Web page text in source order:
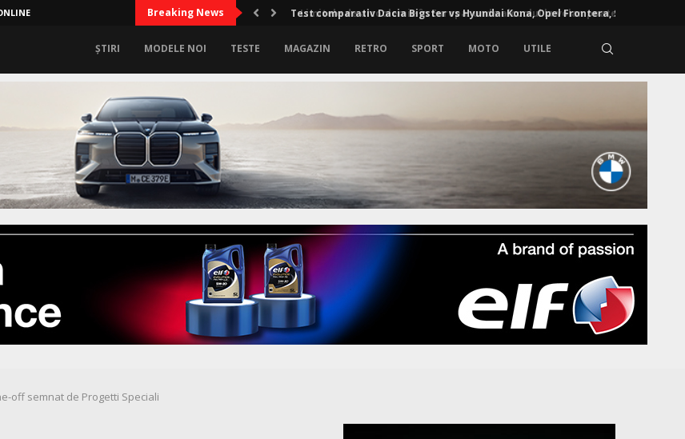
Breaking News Limitele de alcoolemie în Europa: unde alcoolul la volan poate...
ȘTIRI MODELE NOI TESTE MAGAZIN RETRO SPORT MOTO UTILE
off semnat de Progetti Speciali